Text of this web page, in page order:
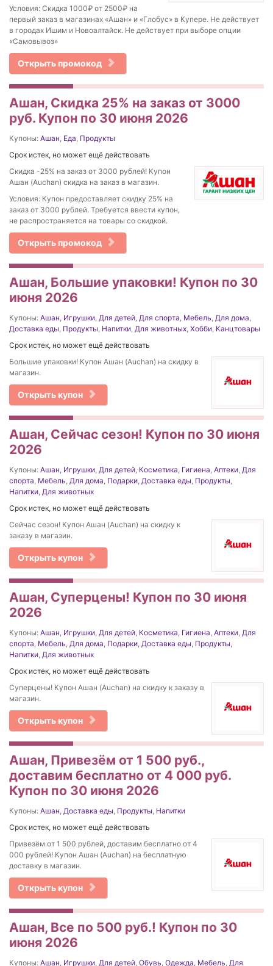
Условия: Скидка 1000₽ от 2500₽ на
первый заказ в магазинах «Ашан» и «Глобус» в Купере. Не действует
в городах Ишим и Новоалтайск. Не действует при выборе опции
«Самовывоз»
Открыть промокод
Ашан, Скидка 25% на заказ от 3000
руб. Купон по 30 июня 2026
Купоны: Ашан, Еда, Продукты
Срок истек, но может ещё действовать
Скидка -25% на заказ от 3000 рублей! Купон
Ашан (Auchan) скидка на заказ в магазин.
Условия: Купон предоставляет скидку 25% на
заказ от 3000 рублей. Требуется ввести купон,
не распространяется на товары со скидкой.
Открыть промокод
Ашан, Большие упаковки! Купон по 30
июня 2026
Купоны: Ашан, Игрушки, Для детей, Для спорта, Мебель, Для дома,
Доставка еды, Продукты, Напитки, Для животных, Хобби, Канцтовары
Срок истек, но может ещё действовать
Большие упаковки! Купон Ашан (Auchan) на скидку в
магазин.
Открыть купон
Ашан, Сейчас сезон! Купон по 30 июня
2026
Купоны: Ашан, Игрушки, Для детей, Косметика, Гигиена, Аптеки, Для
спорта, Мебель, Для дома, Подарки, Доставка еды, Продукты,
Напитки, Для животных
Срок истек, но может ещё действовать
Сейчас сезон! Купон Ашан (Auchan) на скидку к
заказу в магазин.
Открыть купон
Ашан, Суперцены! Купон по 30 июня
2026
Купоны: Ашан, Игрушки, Для детей, Косметика, Гигиена, Аптеки, Для
спорта, Мебель, Для дома, Подарки, Доставка еды, Продукты,
Напитки, Для животных
Срок истек, но может ещё действовать
Суперцены! Купон Ашан (Auchan) на скидку к заказу в
магазин.
Открыть купон
Ашан, Привезём от 1 500 руб.,
доставим бесплатно от 4 000 руб.
Купон по 30 июня 2026
Купоны: Ашан, Доставка еды, Продукты, Напитки
Срок истек, но может ещё действовать
Привезём от 1 500 рублей, доставим бесплатно от 4
000 рублей! Купон Ашан (Auchan) на бесплатную
доставку в магазин.
Открыть купон
Ашан, Все по 500 руб.! Купон по 30
июня 2026
Купоны: Ашан, Игрушки, Для детей, Обувь, Одежда, Мебель, Для